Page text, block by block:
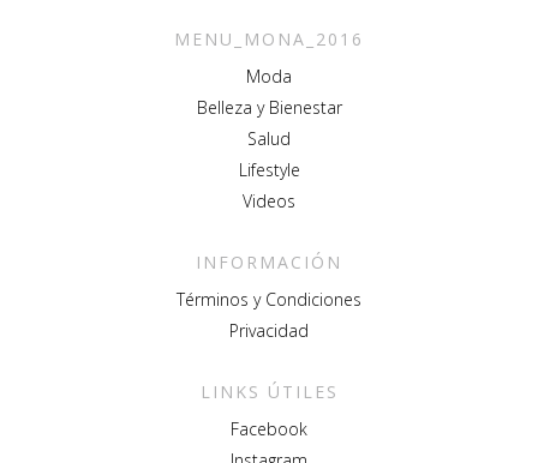
MENU_MONA_2016
Moda
Belleza y Bienestar
Salud
Lifestyle
Videos
INFORMACIÓN
Términos y Condiciones
Privacidad
LINKS ÚTILES
Facebook